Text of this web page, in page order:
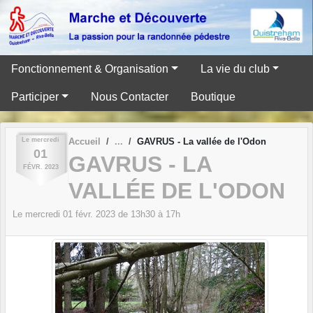
Fonctionnement & Organisation La vie du club
Participer Nous Contacter Boutique
Le mercredi
01
FÉVR. 2023
Accueil GAVRUS - La vallée de l'Odon
GAVRUS - LA
VALLÉE DE L'ODON
Le mercredi 01 févr. 2023 de 13h30 à 17h
Panneau de gestion des cookies